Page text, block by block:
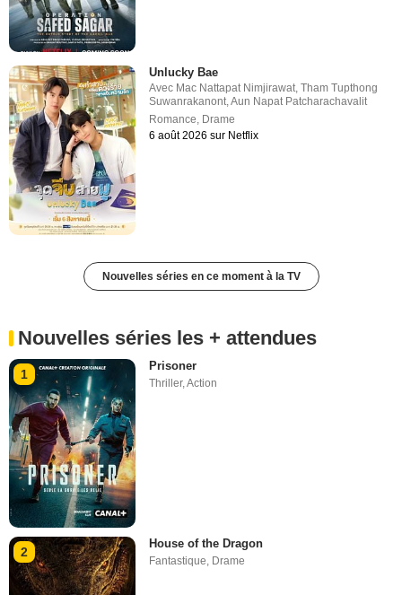
Unlucky Bae
Avec Mac Nattapat Nimjirawat,Tham Tupthong
Suwanrakanont,Aun Napat Patcharachavalit
Romance, Drame
6 août 2026 sur Netflix
Nouvelles séries en ce moment à la TV
Nouvelles séries les + attendues
1
Prisoner
Thriller,Action
2
House of the Dragon
Fantastique, Drame